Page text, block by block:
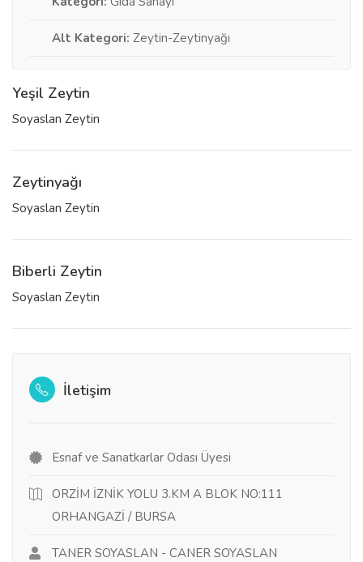
Alt Kategori: Zeytin-Zeytinyağı
Yeşil Zeytin
Soyaslan Zeytin
Zeytinyağı
Soyaslan Zeytin
Biberli Zeytin
Soyaslan Zeytin
İletişim
Esnaf ve Sanatkarlar Odası Üyesi
ORZİM İZNİK YOLU 3.KM A BLOK NO:111
ORHANGAZİ / BURSA
TANER SOYASLAN - CANER SOYASLAN